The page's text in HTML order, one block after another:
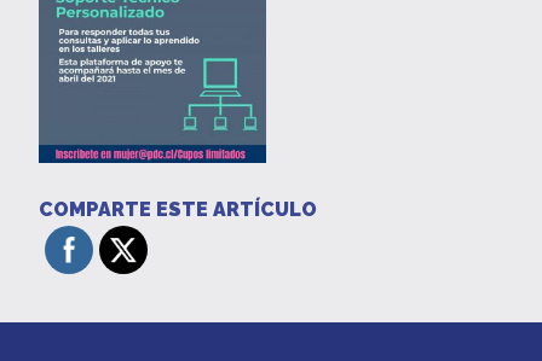
COMPARTE ESTE ARTÍCULO